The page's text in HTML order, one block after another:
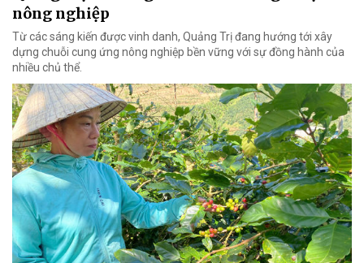
nông nghiệp
Từ các sáng kiến được vinh danh, Quảng Trị đang hướng tới xây
dựng chuỗi cung ứng nông nghiệp bền vững với sự đồng hành của
nhiều chủ thể.